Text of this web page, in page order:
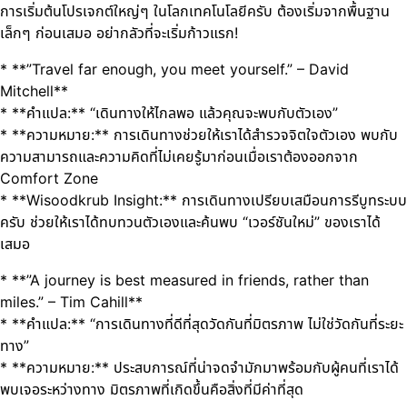
การเริ่มต้นโปรเจกต์ใหญ่ๆ ในโลกเทคโนโลยีครับ ต้องเริ่มจากพื้นฐาน
เล็กๆ ก่อนเสมอ อย่ากลัวที่จะเริ่มก้าวแรก!
* **”Travel far enough, you meet yourself.” – David
Mitchell**
* **คำแปล:** “เดินทางให้ไกลพอ แล้วคุณจะพบกับตัวเอง”
* **ความหมาย:** การเดินทางช่วยให้เราได้สำรวจจิตใจตัวเอง พบกับ
ความสามารถและความคิดที่ไม่เคยรู้มาก่อนเมื่อเราต้องออกจาก
Comfort Zone
* **Wisoodkrub Insight:** การเดินทางเปรียบเสมือนการรีบูทระบบ
ครับ ช่วยให้เราได้ทบทวนตัวเองและค้นพบ “เวอร์ชันใหม่” ของเราได้
เสมอ
* **”A journey is best measured in friends, rather than
miles.” – Tim Cahill**
* **คำแปล:** “การเดินทางที่ดีที่สุดวัดกันที่มิตรภาพ ไม่ใช่วัดกันที่ระยะ
ทาง”
* **ความหมาย:** ประสบการณ์ที่น่าจดจำมักมาพร้อมกับผู้คนที่เราได้
พบเจอระหว่างทาง มิตรภาพที่เกิดขึ้นคือสิ่งที่มีค่าที่สุด